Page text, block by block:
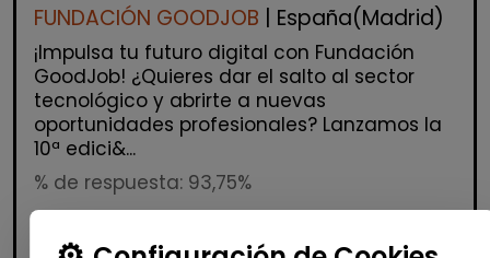
FUNDACIÓN GOODJOB | España(Madrid)
¡Impulsa tu futuro digital con Fundación
GoodJob! ¿Quieres dar el salto al sector
tecnológico y abrirte a nuevas
oportunidades profesionales? Lanzamos la
10ª edici&...
% de respuesta: 93,75%